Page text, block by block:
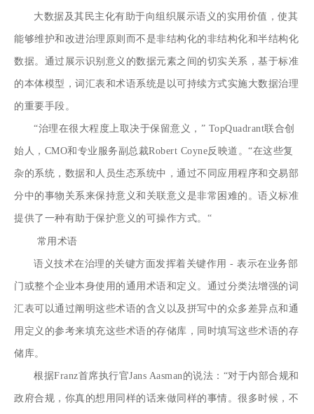
大数据及其民主化有助于向组织展示语义的实用价值，使其
能够维护和改进治理原则而不是非结构化的非结构化和半结构化
数据。通过展示识别意义的数据元素之间的切实关系，基于标准
的本体模型，词汇表和术语系统是以可持续方式实施大数据治理
的重要手段。
“治理在很大程度上取决于保留意义，” TopQuadrant联合创
始人，CMO和专业服务副总裁Robert Coyne反映道。“在这些复
杂的系统，数据和人员生态系统中，通过不同应用程序和交易部
分中的事物关系来保持意义和关联意义是非常困难的。语义标准
提供了一种有助于保护意义的可操作方式。“
常用术语
语义技术在治理的关键方面发挥着关键作用 - 表示在业务部
门或整个企业本身使用的通用术语和定义。通过分类法增强的词
汇表可以通过阐明这些术语的含义以及拼写中的众多差异点和通
用定义的参考来填充这些术语的存储库，同时填写这些术语的存
储库。
根据Franz首席执行官Jans Aasman的说法：“对于内部合规和
政府合规，你真的想用同样的话来做同样的事情。很多时候，不